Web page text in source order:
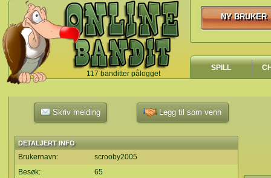
117 banditter pålogget
`
NY BRUKER
NY BRUKER
SPILL
Skriv melding Legg til som venn
DETALJERT INFO
Brukernavn:
scrooby2005
Besøk:
65